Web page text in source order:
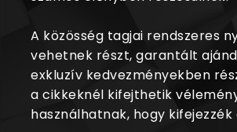
A közösség tagjai rendszeres
vehetnek részt, garantált
exkluzív kedvezményekben
a cikkeknél kifejthetik
használhatnak, hogy